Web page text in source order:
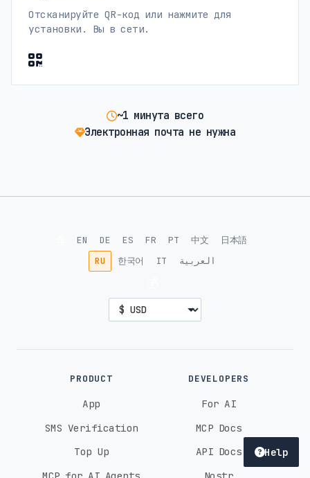
Отсканируйте QR-код или нажмите для
установки. Вы в сети.
~1 минута всего
Электронная почта не нужна
Help
EN DE ES FR PT 中文
日本語
RU
한국어 IT العربية
PRODUCT
App
SMS Verification
Top Up
DEVELOPERS
For AI
MCP Docs
API Docs